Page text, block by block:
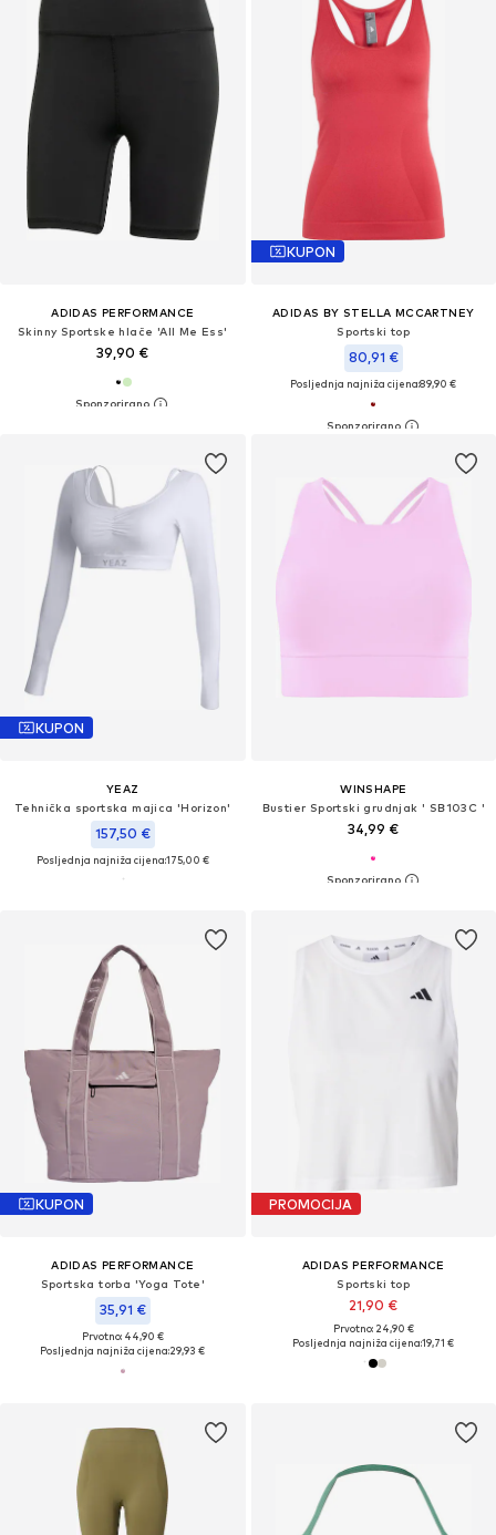
ADIDAS PERFORMANCE
Skinny Sportske hlače 'All Me Ess'
39,90 €
KUPON
ADIDAS BY STELLA MCCARTNEY
Sportski top
80,91 €
Posljednja najniža cijena:89,90 €
KUPON
YEAZ
Tehnička sportska majica 'Horizon'
157,50 €
Posljednja najniža cijena:175,00 €
WINSHAPE
Bustier Sportski grudnjak ' SB103C '
34,99 €
KUPON
ADIDAS PERFORMANCE
Sportska torba 'Yoga Tote'
35,91 €
Prvotno: 44,90 €
Posljednja najniža cijena:29,93 €
PROMOCIJA
ADIDAS PERFORMANCE
Sportski top
21,90 €
Prvotno: 24,90 €
Posljednja najniža cijena:19,71 €